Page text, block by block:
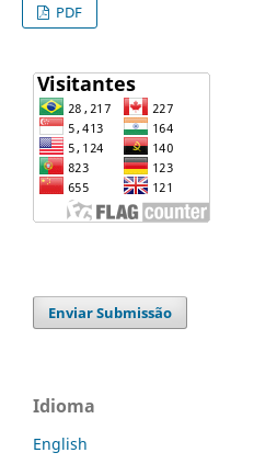
PDF
Enviar Submissão
Idioma
English